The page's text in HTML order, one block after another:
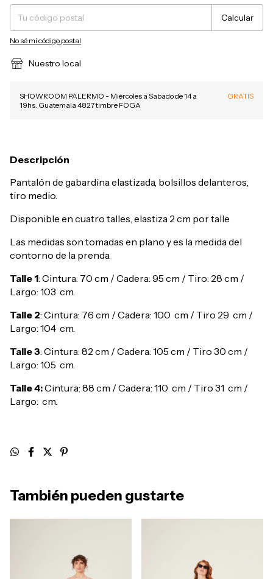
Calcular
No sé mi código postal
Nuestro local
SHOWROOM PALERMO - Miércoles a Sabado de 14 a
19hs. Guatemala 4827 timbre FOGA
GRATIS
Descripción
Pantalón de gabardina elastizada, bolsillos delanteros,
tiro medio.
Disponible en cuatro talles, elastiza 2 cm por talle
Las medidas son tomadas en plano y es la medida del
contorno de la prenda.
Talle 1: Cintura: 70 cm / Cadera: 95 cm / Tiro: 28 cm /
Largo: 103 cm.
Talle 2: Cintura: 76 cm / Cadera: 100 cm / Tiro 29 cm /
Largo: 104 cm.
Talle 3: Cintura: 82 cm / Cadera: 105 cm / Tiro 30 cm /
Largo: 105 cm.
Talle 4:Cintura: 88 cm / Cadera: 110 cm / Tiro 31 cm /
Largo: cm.
También pueden gustarte